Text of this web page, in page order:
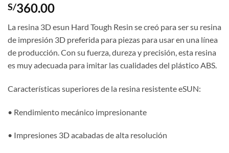
S/360.00
La resina 3D esun Hard Tough Resin se creó para ser su resina
de impresión 3D preferida para piezas para usar en una línea
de producción. Con su fuerza, dureza y precisión, esta resina
es muy adecuada para imitar las cualidades del plástico ABS.
Características superiores de la resina resistente eSUN:
• Rendimiento mecánico impresionante
• Impresiones 3D acabadas de alta resolución